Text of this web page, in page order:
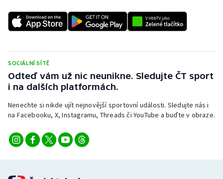
SOCIÁLNÍ SÍTĚ
Odteď vám už nic neunikne. Sledujte ČT sport
i na dalších platformách.
Nenechte si nikde ujít nejnovější sportovní události. Sledujte nás i
na Facebooku, X, Instagramu, Threads či YouTube a buďte v obraze.